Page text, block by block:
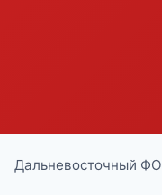
Дальневосточный ФО